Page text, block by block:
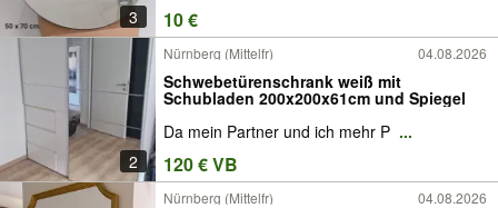
3 10 €
2
Nürnberg (Mittelfr) 04.08.2026
Schwebetürenschrank weiß mit
Schubladen 200x200x61cm und Spiegel
Da mein Partner und ich mehr P ...
120 € VB
Nürnberg (Mittelfr) 04.08.2026